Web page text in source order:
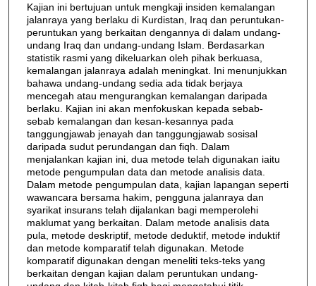
Kajian ini bertujuan untuk mengkaji insiden kemalangan
jalanraya yang berlaku di Kurdistan, Iraq dan peruntukan-
peruntukan yang berkaitan dengannya di dalam undang-
undang Iraq dan undang-undang Islam. Berdasarkan
statistik rasmi yang dikeluarkan oleh pihak berkuasa,
kemalangan jalanraya adalah meningkat. Ini menunjukkan
bahawa undang-undang sedia ada tidak berjaya
mencegah atau mengurangkan kemalangan daripada
berlaku. Kajian ini akan menfokuskan kepada sebab-
sebab kemalangan dan kesan-kesannya pada
tanggungjawab jenayah dan tanggungjawab sosisal
daripada sudut perundangan dan fiqh. Dalam
menjalankan kajian ini, dua metode telah digunakan iaitu
metode pengumpulan data dan metode analisis data.
Dalam metode pengumpulan data, kajian lapangan seperti
wawancara bersama hakim, pengguna jalanraya dan
syarikat insurans telah dijalankan bagi memperolehi
maklumat yang berkaitan. Dalam metode analisis data
pula, metode deskriptif, metode deduktif, metode induktif
dan metode komparatif telah digunakan. Metode
komparatif digunakan dengan meneliti teks-teks yang
berkaitan dengan kajian dalam peruntukan undang-